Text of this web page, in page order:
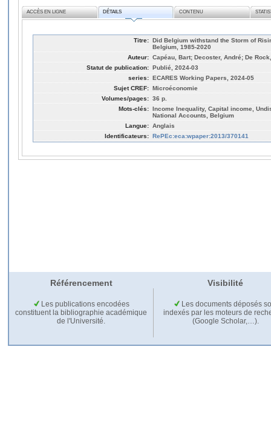
ACCÈS EN LIGNE DÉTAILS CONTENU
Titre: Did Belgium withstand the Storm of
Belgium, 1985-2020
Auteur: Capéau, Bart; Decoster, André; De
Statut de publication: Publié, 2024-03
series: ECARES Working Papers, 2024-05
Sujet CREF: Microéconomie
Volumes/pages: 36 p.
Mots-clés: Income Inequality, Capital income,
National Accounts, Belgium
Langue: Anglais
Identificateurs: RePEc:eca:wpaper:2013/370141
Référencement Visibilité
Les publications encodées
constituent la bibliographie académique
de l'Université.
Les documents déposés
indexés par les moteurs de
(Google Scholar,…).